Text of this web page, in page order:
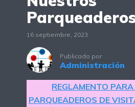
16 septiembre, 2023
Publicado por
Administración
REGLAMENTO
PARQUEADEROS DE